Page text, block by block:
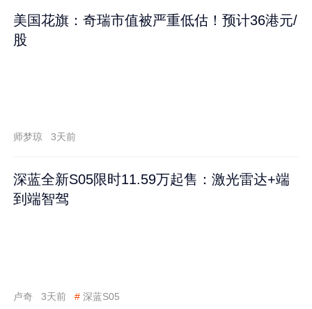
美国花旗：奇瑞市值被严重低估！预计36港元/
股
师梦琼 3天前
深蓝全新S05限时11.59万起售：激光雷达+端
到端智驾
卢奇 3天前 # 深蓝S05